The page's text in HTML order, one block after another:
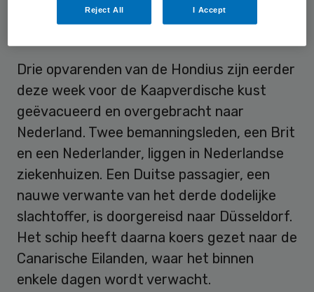
Drie opvarenden van de Hondius zijn eerder
deze week voor de Kaapverdische kust
geëvacueerd en overgebracht naar
Nederland. Twee bemanningsleden, een Brit
en een Nederlander, liggen in Nederlandse
ziekenhuizen. Een Duitse passagier, een
nauwe verwante van het derde dodelijke
slachtoffer, is doorgereisd naar Düsseldorf.
Het schip heeft daarna koers gezet naar de
Canarische Eilanden, waar het binnen
enkele dagen wordt verwacht.
Reject All I Accept